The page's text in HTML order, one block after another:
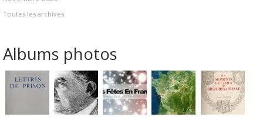
Toutes les archives
Albums photos